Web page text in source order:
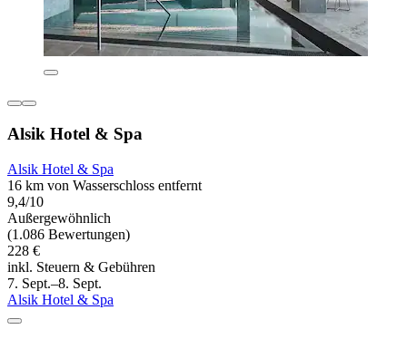
Alsik Hotel & Spa
Alsik Hotel & Spa
16 km von Wasserschloss entfernt
9,4/10
Außergewöhnlich
(1.086 Bewertungen)
228 €
inkl. Steuern & Gebühren
7. Sept.–8. Sept.
Alsik Hotel & Spa